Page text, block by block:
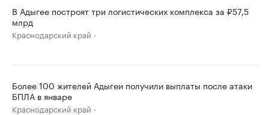
В Адыгее построят три логистических комплекса за ₽57,5
млрд
Краснодарский край
Более 100 жителей Адыгеи получили выплаты после атаки
БПЛА в январе
Краснодарский край